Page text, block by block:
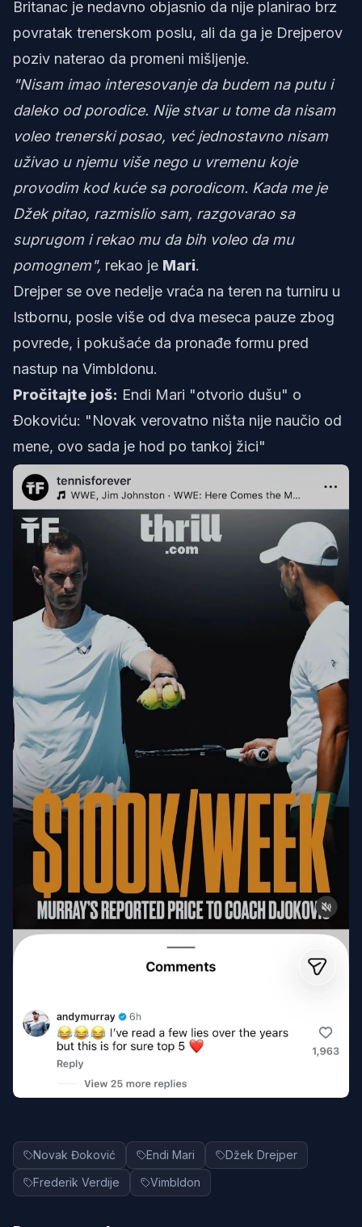
Britanac je nedavno objasnio da nije planirao brz
povratak trenerskom poslu, ali da ga je Drejperov
poziv naterao da promeni mišljenje.
"Nisam imao interesovanje da budem na putu i
daleko od porodice. Nije stvar u tome da nisam
voleo trenerski posao, već jednostavno nisam
uživao u njemu više nego u vremenu koje
provodim kod kuće sa porodicom. Kada me je
Džek pitao, razmislio sam, razgovarao sa
suprugom i rekao mu da bih voleo da mu
pomognem", rekao je Mari.
Drejper se ove nedelje vraća na teren na turniru u
Istbornu, posle više od dva meseca pauze zbog
povrede, i pokušaće da pronađe formu pred
nastup na Vimbldonu.
Pročitajte još: Endi Mari "otvorio dušu" o
Đokoviću: "Novak verovatno ništa nije naučio od
mene, ovo sada je hod po tankoj žici"
Novak Đoković Endi Mari
Džek Drejper
Frederik Verdije
Vimbldon